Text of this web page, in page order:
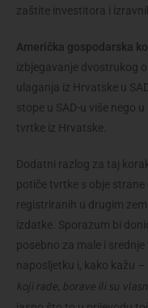
zaštite investitora i
Američka gospodarska
izbjegavanje dvostrukog
ulaganja iz Hrvatske u
stope u SAD-u više nego
tvrtke iz Hrvatske.
Dodatni razlog za taj
potiče tvrtke s obje
registriranih u drugim
izdatke. Sporazum bi
posebno za male i
naposljetku i, kako kažu –
koji rade, borave ili su